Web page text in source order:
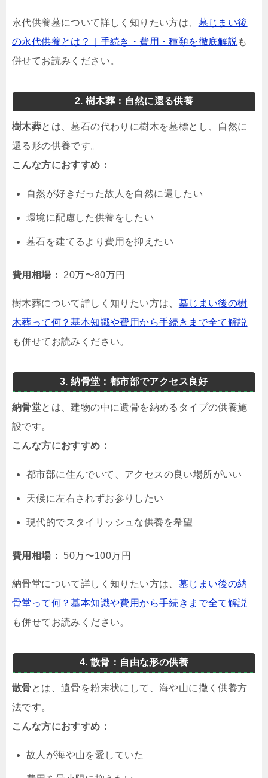
永代供養墓について詳しく知りたい方は、 墓じまい後
の永代供養とは？｜手続き・費用・種類を徹底解説 も
併せてお読みください。
2. 樹木葬：自然に還る供養
樹木葬とは、墓石の代わりに樹木を墓標とし、自然に
還る形の供養です。
こんな方におすすめ：
自然が好きだった故人を自然に還したい
環境に配慮した供養をしたい
墓石を建てるより費用を抑えたい
費用相場： 20万〜80万円
樹木葬について詳しく知りたい方は、 墓じまい後の樹
木葬って何？基本知識や費用から手続きまで全て解説
も併せてお読みください。
3. 納骨堂：都市部でアクセス良好
納骨堂とは、建物の中に遺骨を納めるタイプの供養施
設です。
こんな方におすすめ：
都市部に住んでいて、アクセスの良い場所がいい
天候に左右されずお参りしたい
現代的でスタイリッシュな供養を希望
費用相場： 50万〜100万円
納骨堂について詳しく知りたい方は、 墓じまい後の納
骨堂って何？基本知識や費用から手続きまで全て解説
も併せてお読みください。
4. 散骨：自由な形の供養
散骨とは、遺骨を粉末状にして、海や山に撒く供養方
法です。
こんな方におすすめ：
故人が海や山を愛していた